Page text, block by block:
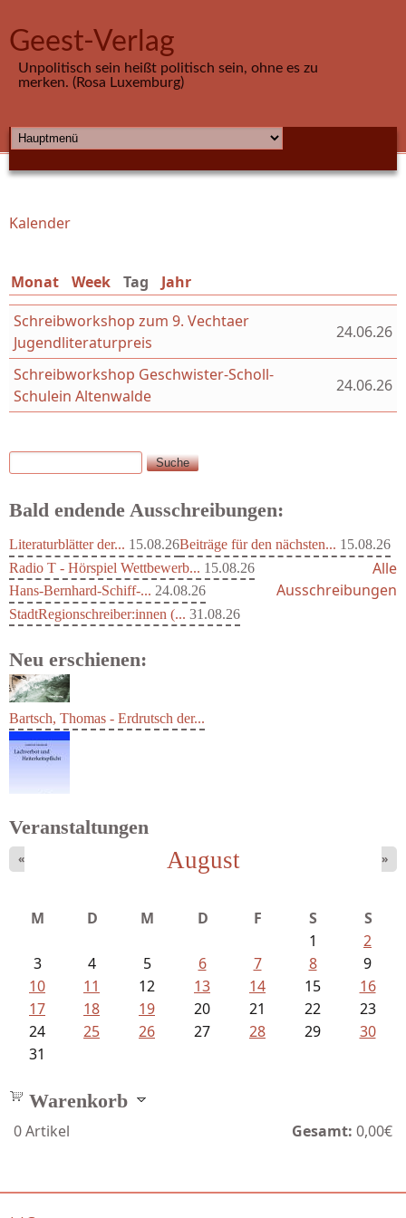
Geest-Verlag
Unpolitisch sein heißt politisch sein, ohne es zu
merken. (Rosa Luxemburg)
HAUPTMENÜ
Sie sind hier
Kalender
Monat Week Tag (aktiver Reiter)
Jahr
Schreibworkshop zum 9. Vechtaer
Jugendliteraturpreis
24.06.26
Schreibworkshop Geschwister-Scholl-
Schulein Altenwalde
24.06.26
Suchformular
Suche
Bald endende Ausschreibungen:
Literaturblätter der... 15.08.26Beiträge für den nächsten... 15.08.26
Radio T - Hörspiel Wettbewerb... 15.08.26
Hans-Bernhard-Schiff-... 24.08.26
StadtRegionschreiber:innen (... 31.08.26
Alle
Ausschreibungen
Neu erschienen:
Bartsch, Thomas - Erdrutsch der...
Meinhold, Gottfried - Lachverbot...
Veranstaltungen
August
« »
M D M D F S
S
1
2
3
4 5 6 7 8
9
10
11 12 13 14 15
16
17
18 19 20 21 22
23
24
25 26 27 28 29
30
31
Warenkorb
0Artikel Gesamt: 0,00€